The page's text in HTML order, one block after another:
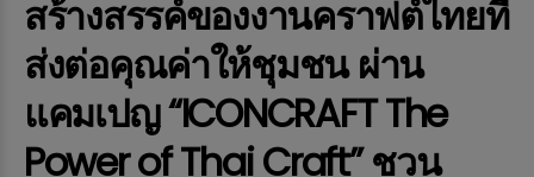
สร้างสรรค์ของงานคราฟต์ไทยที่
ส่งต่อคุณค่าให้ชุมชน ผ่าน
แคมเปญ “ICONCRAFT The
Power of Thai Craft” ชวน